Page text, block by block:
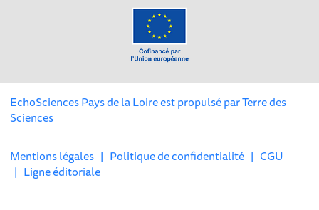
EchoSciences Pays de la Loire est propulsé parTerre des
Sciences
Mentions légales | Politique de confidentialité | CGU
| Ligne éditoriale